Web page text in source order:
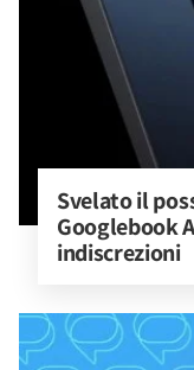
Svelato il
Googlebook
indiscrezioni